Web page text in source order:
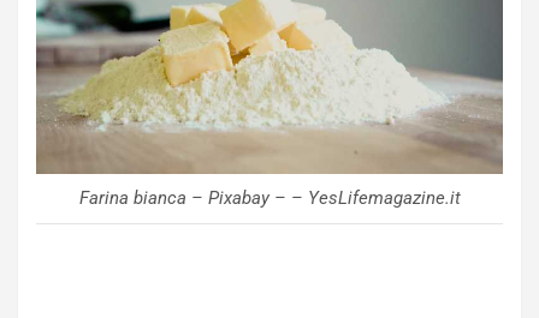
Farina bianca – Pixabay – – YesLifemagazine.it